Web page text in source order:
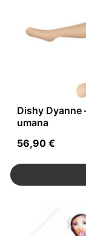
Dishy Dyanne
umana
56,90 €